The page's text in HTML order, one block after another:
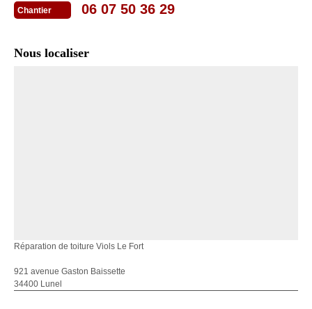
Chantier 06 07 50 36 29
Nous localiser
Réparation de toiture Viols Le Fort
921 avenue Gaston Baissette
34400 Lunel